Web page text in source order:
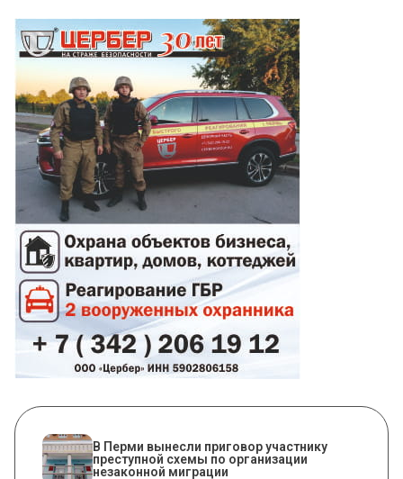
В Перми вынесли приговор участнику
преступной схемы по организации
незаконной миграции